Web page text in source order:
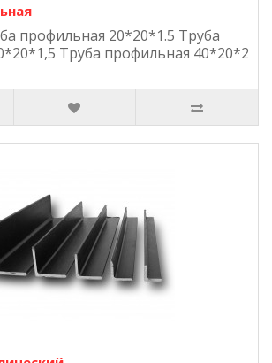
профильная 20*20*1.5 Труба
Труба профильная 40*20*2